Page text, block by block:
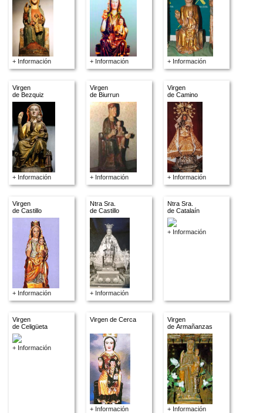
+ Información + Información + Información
Virgen
de Bezquiz
+ Información
Virgen
de Biurrun
+ Información
Virgen
de Camino
+ Información
Virgen
de Castillo
+ Información
Ntra Sra.
de Castillo
+ Información
Ntra Sra.
de Catalaín
+ Información
Virgen
de Celigüeta
+ Información
Virgen de Cerca
+ Información
Virgen
de Armañanzas
+ Información